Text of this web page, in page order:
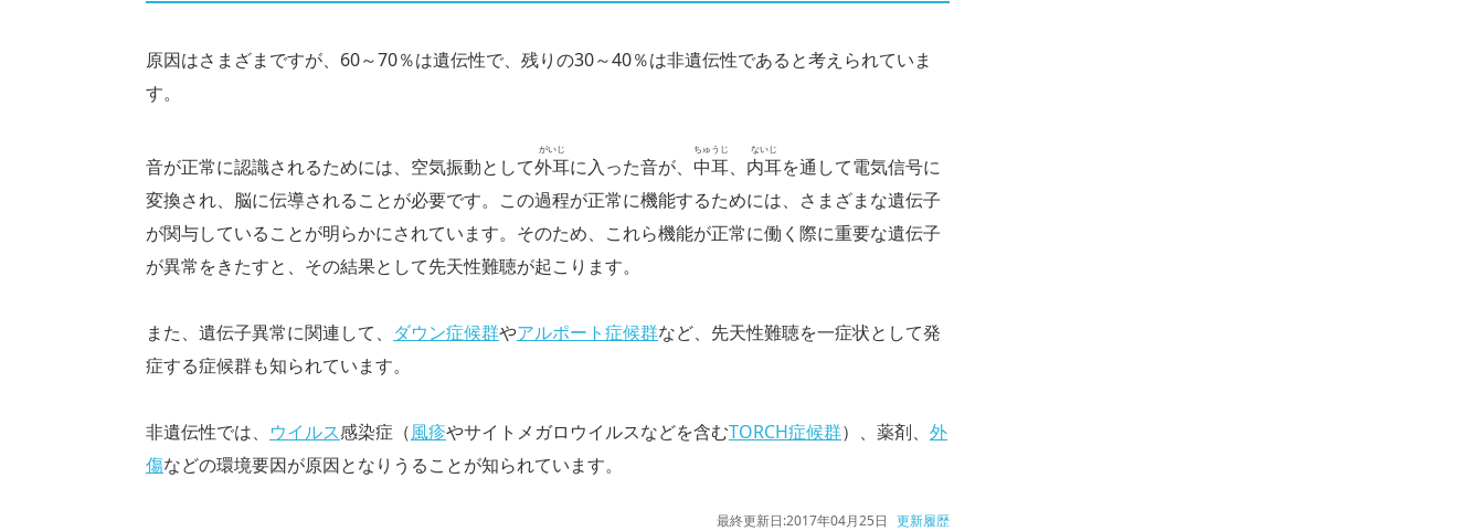
原因はさまざまですが、60～70％は遺伝性で、残りの30～40％は非遺伝性であると考えられていま
す。
音が正常に認識されるためには、空気振動として外耳
がいじ
に入った音が、 中耳
ちゅうじ
、 内耳
ないじ
を通して電気信号に
変換され、脳に伝導されることが必要です。この過程が正常に機能するためには、さまざまな遺伝子
が関与していることが明らかにされています。そのため、これら機能が正常に働く際に重要な遺伝子
が異常をきたすと、その結果として先天性難聴が起こります。
また、遺伝子異常に関連して、 ダウン症候群やアルポート症候群など、先天性難聴を一症状として発
症する症候群も知られています。
非遺伝性では、 ウイルス感染症（風疹やサイトメガロウイルスなどを含むTORCH症候群）、薬剤、 外
傷などの環境要因が原因となりうることが知られています。
最終更新日:2017年04月25日 更新履歴